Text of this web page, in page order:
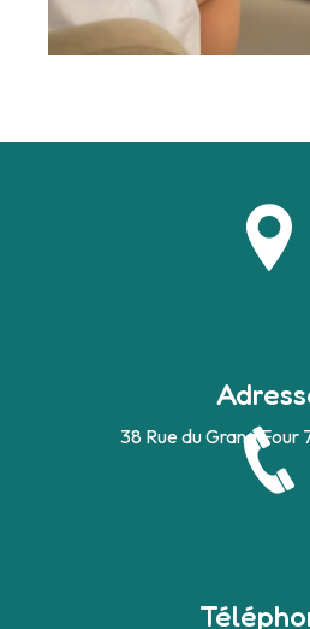
38 Rue du Grand Four